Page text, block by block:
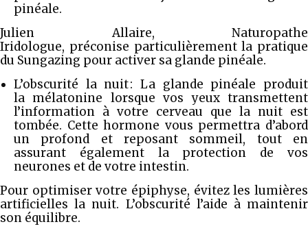
pinéale.
Julien Allaire, Naturopathe
Iridologue, préconise particulièrement la pratique
du Sungazing pour activer sa glande pinéale.
L’obscurité la nuit : La glande pinéale produit
la mélatonine lorsque vos yeux transmettent
l’information à votre cerveau que la nuit est
tombée. Cette hormone vous permettra d’abord
un profond et reposant sommeil, tout en
assurant également la protection de vos
neurones et de votre intestin.
Pour optimiser votre épiphyse, évitez les lumières
artificielles la nuit. L’obscurité l’aide à maintenir
son équilibre.